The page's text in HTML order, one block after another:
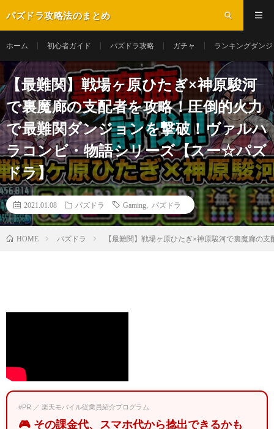
パズドラ攻略法のまとめ
ホーム 初心者ガイド パズドラ攻略 ガチャ ランキングダン
【最難関】戦場ヶ原ひたぎ×神原駿河
で裏魔廊の支配者を攻略！圧倒的火力
で最難関ダンジョンを撃破！ヴァルハ
ラコンビ・物語シリーズ【スー☆パズ
ドラ】
2021.01.08 パズドラ Gaming パズドラ
HOME パズドラ 【最難関】戦場ヶ原ひたぎ×神原駿河で裏魔廊の
#PR ／ 楽天モバイル従業員紹介プログラム
🎮 その課金代、スマホ代から捻出できるかも